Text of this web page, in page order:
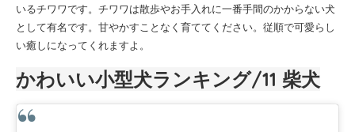
いるチワワです。チワワは散歩やお手入れに一番手間のかからない犬
として有名です。甘やかすことなく育ててください。従順で可愛らし
い癒しになってくれますよ。
かわいい小型犬ランキング/11 柴犬